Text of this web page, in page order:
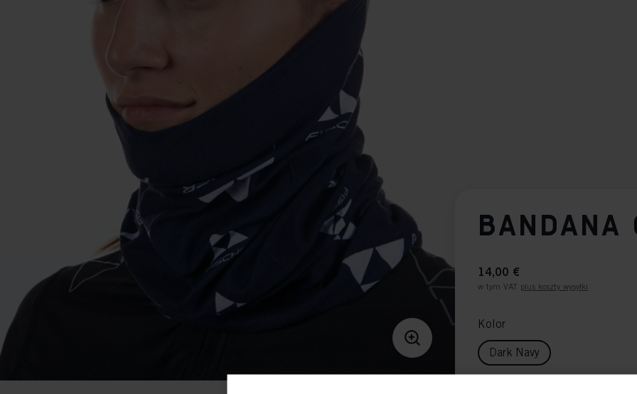
BANDANA
14,00 €
w tym VAT plus koszty wysyłki
Kolor
Dark Navy